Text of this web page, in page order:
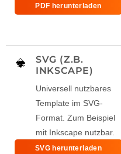
PDF herunterladen
SVG (Z.B.
INKSCAPE)
Universell nutzbares
Template im SVG-
Format. Zum Beispiel
mit Inkscape nutzbar.
SVG herunterladen